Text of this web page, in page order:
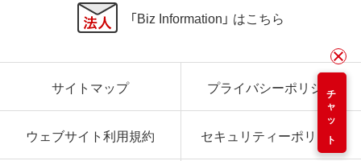
チャット
「Biz Information」 はこちら
サイトマップ プライバシーポリシー
ウェブサイト利用規約 セキュリティーポリシー